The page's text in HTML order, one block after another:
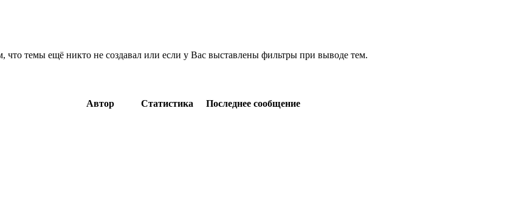
темы ещё никто не создавал или если у Вас выставлены фильтры при выводе тем.
Автор Статистика Последнее сообщение